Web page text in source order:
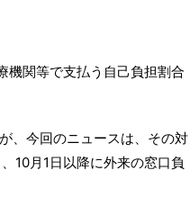
機関等で支払う自己負担割合
、今回のニュースは、その対
10月1日以降に外来の窓口負